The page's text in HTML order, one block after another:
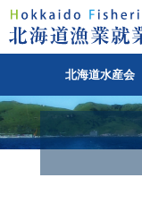
北海道水産会